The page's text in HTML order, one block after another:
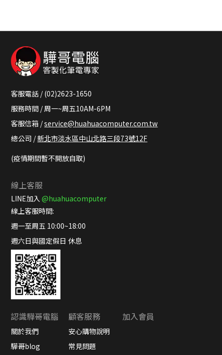
客服電話 / (02)2623-1650
服務時間 / 周一~周五10AM-6PM
客服信箱 /service@huahuacomputer.com.tw
總公司 /新北市淡水區中山北路三段73號12F
(疫情期間暫不開放自取)
線上客服
LINE加入@huahuacomputer
線上客服時間:
週一至周五 10:00~18:00
週六日與國定假日 休息
認識驊哥電腦
關於我們
驊哥blog
顧客服務
安心購物說明
常見問題
加入會員